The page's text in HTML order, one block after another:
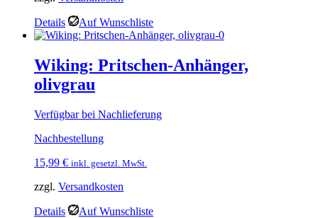
Details Auf Wunschliste
Wiking: Pritschen-Anhänger,
olivgrau
Verfügbar bei Nachlieferung
Nachbestellung
15,99 € inkl. gesetzl. MwSt.
zzgl. Versandkosten
Details Auf Wunschliste